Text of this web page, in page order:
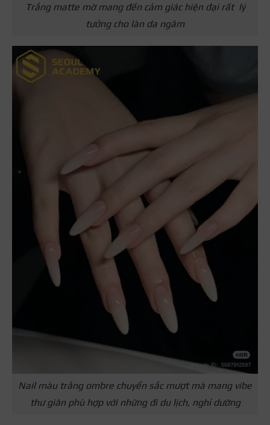
Trắng matte mờ mang đến cảm giác hiện đại rất lý
tưởng cho làn da ngăm
Nail màu trắng ombre chuyển sắc mượt mà mang vibe
thư giãn phù hợp với những đi du lịch, nghỉ dưỡng